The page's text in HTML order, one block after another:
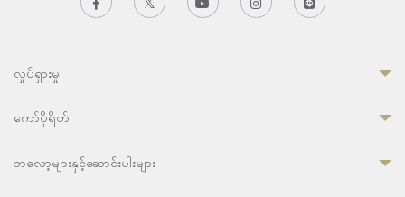
လှုပ်ရှားမှု
ကော်ပိုရိတ်
ဘလော့များနှင့်ဆောင်းပါးများ